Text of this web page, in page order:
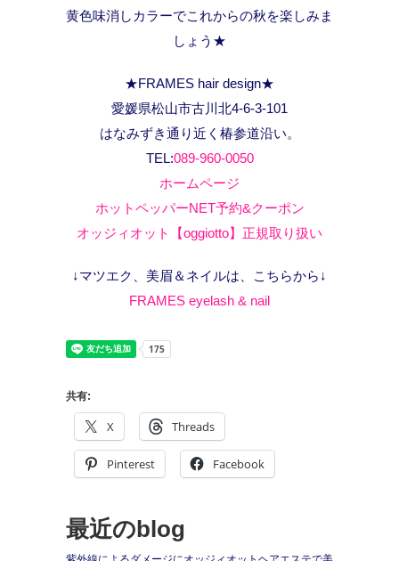
黄色味消しカラーでこれからの秋を楽しみま
しょう★
★FRAMES hair design★
愛媛県松山市古川北4-6-3-101
はなみずき通り近く椿参道沿い。
TEL:089-960-0050
ホームページ
ホットペッパーNET予約&クーポン
オッジィオット【oggiotto】正規取り扱い
↓マツエク、美眉＆ネイルは、こちらから↓
FRAMES eyelash & nail
共有:
X Threads
Pinterest Facebook
最近のblog